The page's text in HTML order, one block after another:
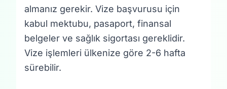
almanız gerekir. Vize başvurusu için
kabul mektubu, pasaport, finansal
belgeler ve sağlık sigortası gereklidir.
Vize işlemleri ülkenize göre 2-6 hafta
sürebilir.